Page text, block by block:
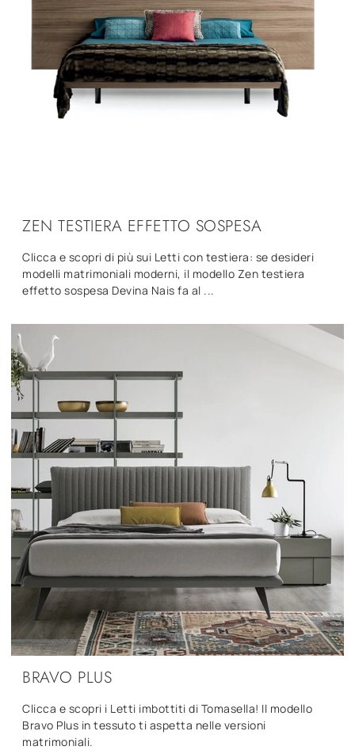
ZEN TESTIERA EFFETTO SOSPESA
Clicca e scopri di più sui Letti con testiera: se desideri
modelli matrimoniali moderni, il modello Zen testiera
effetto sospesa Devina Nais fa al ...
BRAVO PLUS
Clicca e scopri i Letti imbottiti di Tomasella! Il modello
Bravo Plus in tessuto ti aspetta nelle versioni
matrimoniali.